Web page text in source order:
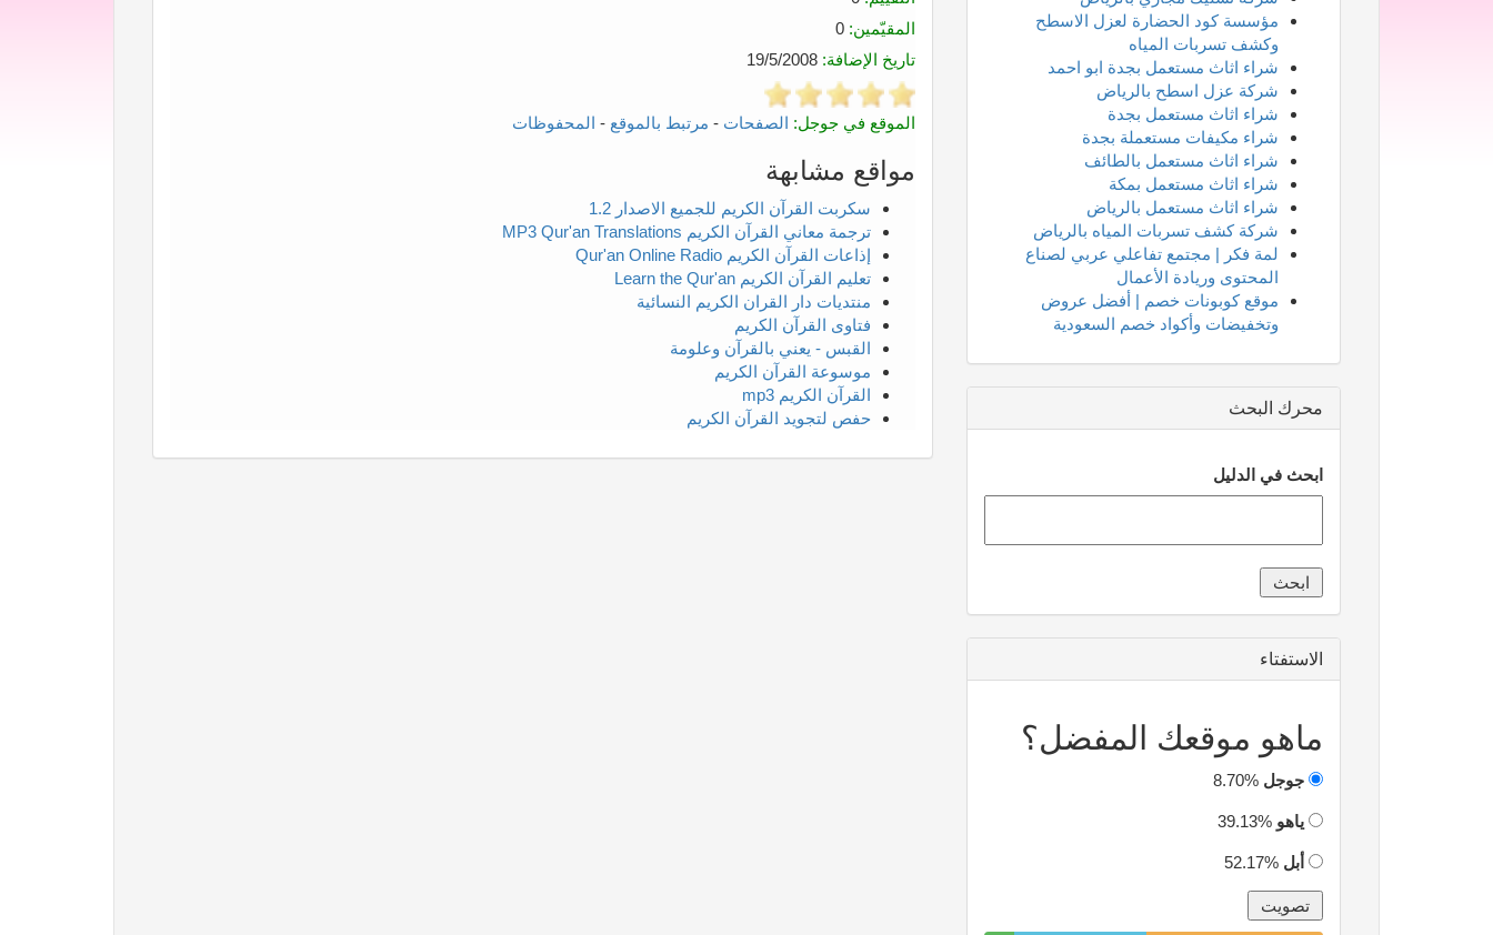
المقيّمين:
تاريخ الإضافة:
الموقع في جوجل: الصفحات - مرتبط بالموقع - المحفوظات
مواقع مشابهة
سكربت القرآن الكريم للجميع الاصدار 1.2
ترجمة معاني القرآن الكريم MP3 Qur'an Translations
إذاعات القرآن الكريم Qur'an Online Radio
تعليم القرآن الكريم Learn the Qur'an
منتديات دار القران الكريم النسائية
فتاوى القرآن الكريم
القبس - يعني بالقرآن وعلومة
موسوعة القرآن الكريم
القرآن الكريم mp3
حفص لتجويد القرآن الكريم
مؤسسة كود الحضارة لعزل الاسطح
وكشف تسربات المياه
شراء اثاث مستعمل بجدة ابو احمد
شركة عزل اسطح بالرياض
شراء اثاث مستعمل بجدة
شراء مكيفات مستعملة بجدة
شراء اثاث مستعمل بالطائف
شراء اثاث مستعمل بمكة
شراء اثاث مستعمل بالرياض
شركة كشف تسربات المياه بالرياض
لمة فكر | مجتمع تفاعلي عربي لصناع
المحتوى وريادة الأعمال
موقع كوبونات خصم | أفضل عروض
وتخفيضات وأكواد خصم السعودية
محرك البحث
ابحث في الدليل
الاستفتاء
ماهو موقعك المفضل؟
جوجل 8.70%
ياهو 39.13%
أبل 52.17%